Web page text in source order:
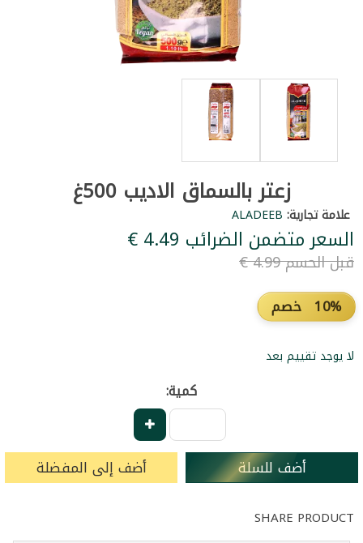
زعتر بالسماق الاديب 500غ
علامة تجارية: ALADEEB
السعر متضمن الضرائب ‏4.49 €
قبل الحسم ‏4.99 €
10% خصم
لا يوجد تقييم بعد
كمية:
أضف للسلة أضف إلى المفضلة
SHARE PRODUCT